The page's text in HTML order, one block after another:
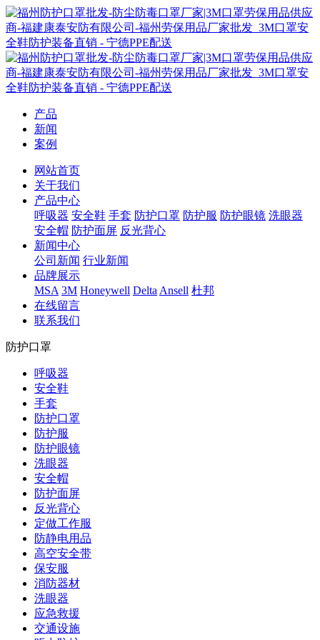
产品
新闻
案例
网站首页
关于我们
产品中心
呼吸器 安全鞋 手套 防护口罩 防护服 防护眼镜 洗眼器
安全帽 防护面屏 反光背心
新闻中心
公司新闻 行业新闻
品牌展示
MSA 3M Honeywell Delta Ansell 杜邦
在线留言
联系我们
防护口罩
呼吸器
安全鞋
手套
防护口罩
防护服
防护眼镜
洗眼器
安全帽
防护面屏
反光背心
定做工作服
防静电用品
高空安全带
保安服
消防器材
洗眼器
应急救援
交通设施